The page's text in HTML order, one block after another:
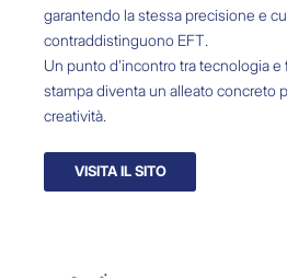
garantendo la stessa precisione e
contraddistinguono EFT.
Un punto d’incontro tra tecnologia
stampa diventa un alleato concreto
creatività.
VISITA IL SITO